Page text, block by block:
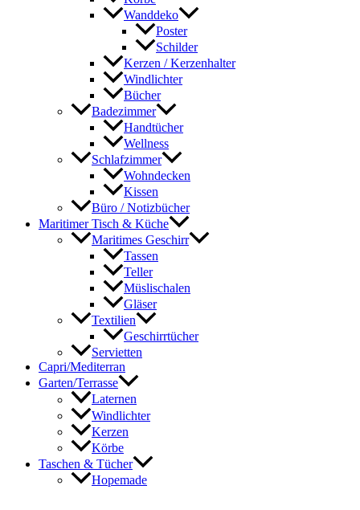
Wanddeko
Poster
Schilder
Kerzen / Kerzenhalter
Windlichter
Bücher
Badezimmer
Handtücher
Wellness
Schlafzimmer
Wohndecken
Kissen
Büro / Notizbücher
Maritimer Tisch & Küche
Maritimes Geschirr
Tassen
Teller
Müslischalen
Gläser
Textilien
Geschirrtücher
Servietten
Capri/Mediterran
Garten/Terrasse
Laternen
Windlichter
Kerzen
Körbe
Taschen & Tücher
Hopemade